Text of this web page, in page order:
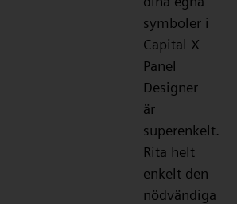
symboler i
Capital X
Panel
Designer
är
superenkelt.
Rita helt
enkelt den
nödvändiga